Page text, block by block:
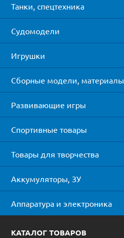
Танки, спецтехника
Судомодели
Игрушки
Сборные модели, материалы
Развивающие игры
Спортивные товары
Товары для творчества
Аккумуляторы, ЗУ
Аппаратура и электроника
КАТАЛОГ ТОВАРОВ